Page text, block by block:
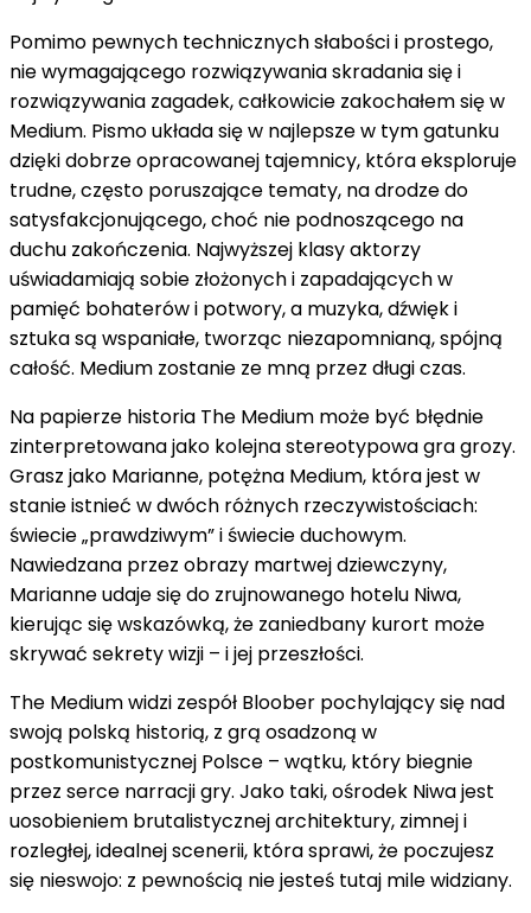
Pomimo pewnych technicznych słabości i prostego,
nie wymagającego rozwiązywania skradania się i
rozwiązywania zagadek, całkowicie zakochałem się w
Medium. Pismo układa się w najlepsze w tym gatunku
dzięki dobrze opracowanej tajemnicy, która eksploruje
trudne, często poruszające tematy, na drodze do
satysfakcjonującego, choć nie podnoszącego na
duchu zakończenia. Najwyższej klasy aktorzy
uświadamiają sobie złożonych i zapadających w
pamięć bohaterów i potwory, a muzyka, dźwięk i
sztuka są wspaniałe, tworząc niezapomnianą, spójną
całość. Medium zostanie ze mną przez długi czas.
Na papierze historia The Medium może być błędnie
zinterpretowana jako kolejna stereotypowa gra grozy.
Grasz jako Marianne, potężna Medium, która jest w
stanie istnieć w dwóch różnych rzeczywistościach:
świecie „prawdziwym” i świecie duchowym.
Nawiedzana przez obrazy martwej dziewczyny,
Marianne udaje się do zrujnowanego hotelu Niwa,
kierując się wskazówką, że zaniedbany kurort może
skrywać sekrety wizji – i jej przeszłości.
The Medium widzi zespół Bloober pochylający się nad
swoją polską historią, z grą osadzoną w
postkomunistycznej Polsce – wątku, który biegnie
przez serce narracji gry. Jako taki, ośrodek Niwa jest
uosobieniem brutalistycznej architektury, zimnej i
rozległej, idealnej scenerii, która sprawi, że poczujesz
się nieswojo: z pewnością nie jesteś tutaj mile widziany.